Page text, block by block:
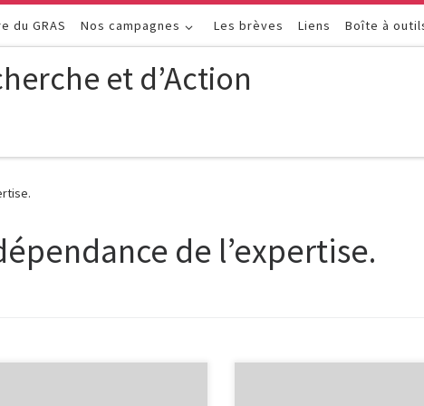
du GRAS Nos campagnes Les brèves Liens Boîte à
et d’Action
de l’expertise.